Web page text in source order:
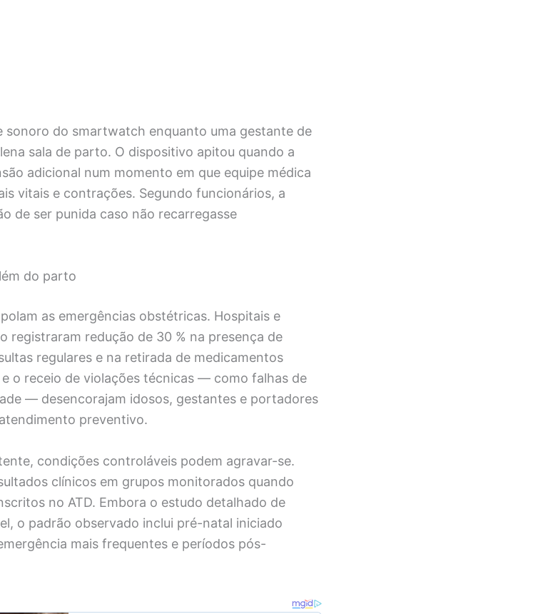
sonoro do smartwatch enquanto uma gestante de
sala de parto. O dispositivo apitou quando a
adicional num momento em que equipe médica
vitais e contrações. Segundo funcionários, a
de ser punida caso não recarregasse
do parto
as emergências obstétricas. Hospitais e
registraram redução de 30 % na presença de
regulares e na retirada de medicamentos
o receio de violações técnicas — como falhas de
— desencorajam idosos, gestantes e portadores
preventivo.
condições controláveis podem agravar-se.
clínicos em grupos monitorados quando
no ATD. Embora o estudo detalhado de
o padrão observado inclui pré-natal iniciado
mais frequentes e períodos pós-